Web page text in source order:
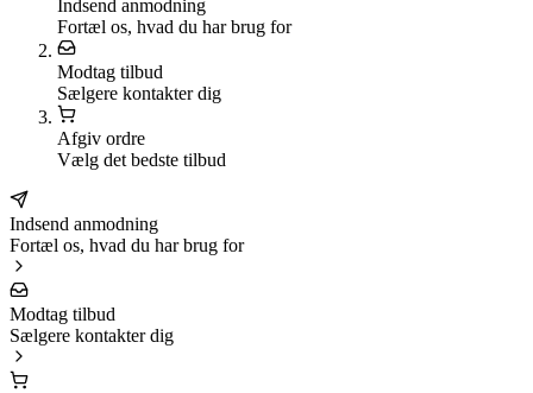
Indsend anmodning
Fortæl os, hvad du har brug for
Modtag tilbud
Sælgere kontakter dig
Afgiv ordre
Vælg det bedste tilbud
Indsend anmodning
Fortæl os, hvad du har brug for
Modtag tilbud
Sælgere kontakter dig